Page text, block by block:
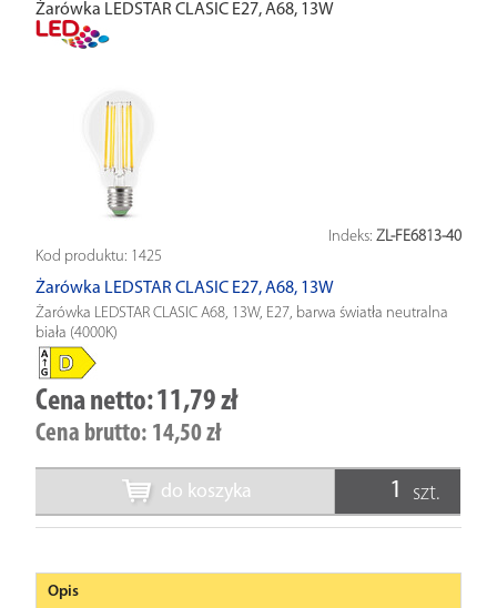
Żarówka LEDSTAR CLASIC E27, A68, 13W
Indeks: ZL-FE6813-40
Kod produktu: 1425
Żarówka LEDSTAR CLASIC E27, A68, 13W
Żarówka LEDSTAR CLASIC A68, 13W, E27, barwa światła neutralna
biała (4000K)
Cena netto:11,79 zł
Cena brutto: 14,50 zł
do koszyka szt.
Opis